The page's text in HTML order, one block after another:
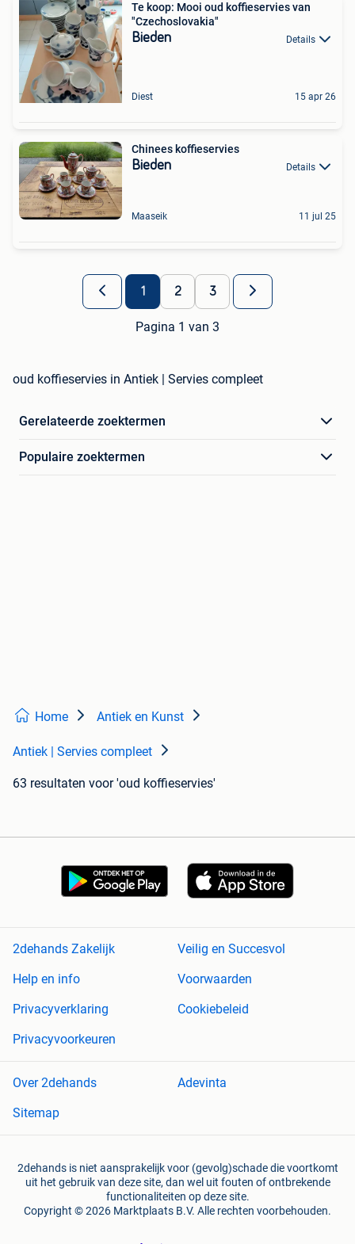
Te koop: Mooi oud koffieservies van
"Czechoslovakia"
Bieden Details
Diest 15 apr 26
Chinees koffieservies
Bieden Details
Maaseik 11 jul 25
1 2 3
Pagina 1 van 3
oud koffieservies in Antiek | Servies compleet
Gerelateerde zoektermen
Populaire zoektermen
Home Antiek en Kunst
Antiek | Servies compleet
63 resultaten voor 'oud koffieservies'
2dehands Zakelijk
Veilig en Succesvol
Help en info
Voorwaarden
Privacyverklaring
Cookiebeleid
Privacyvoorkeuren
Over 2dehands
Adevinta
Sitemap
2dehands is niet aansprakelijk voor (gevolg)schade die voortkomt
uit het gebruik van deze site, dan wel uit fouten of ontbrekende
functionaliteiten op deze site.
Copyright © 2026 Marktplaats B.V. Alle rechten voorbehouden.